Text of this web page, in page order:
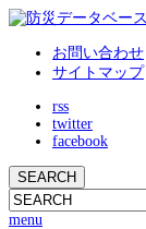
お問い合わせ
サイトマップ
rss
twitter
facebook
menu